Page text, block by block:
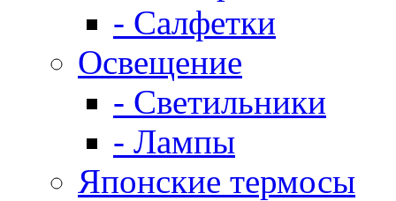
- Салфетки
Освещение
- Светильники
- Лампы
Японские термосы